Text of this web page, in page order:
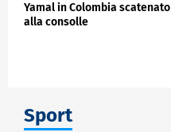
Yamal in Colombia scatenato
alla consolle
Sport